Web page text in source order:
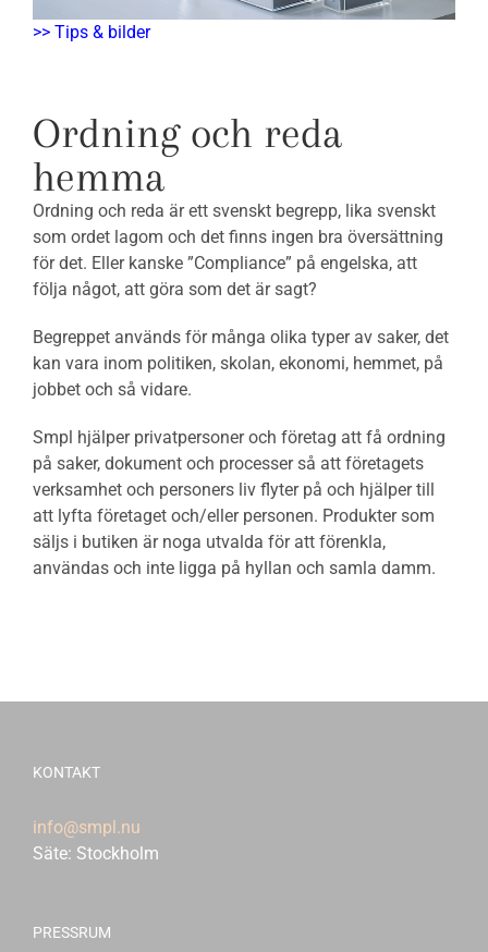
>> Tips & bilder
Ordning och reda
hemma
Ordning och reda är ett svenskt begrepp, lika svenskt
som ordet lagom och det finns ingen bra översättning
för det. Eller kanske ”Compliance” på engelska, att
följa något, att göra som det är sagt?
Begreppet används för många olika typer av saker, det
kan vara inom politiken, skolan, ekonomi, hemmet, på
jobbet och så vidare.
Smpl hjälper privatpersoner och företag att få ordning
på saker, dokument och processer så att företagets
verksamhet och personers liv flyter på och hjälper till
att lyfta företaget och/eller personen. Produkter som
säljs i butiken är noga utvalda för att förenkla,
användas och inte ligga på hyllan och samla damm.
KONTAKT
info@smpl.nu
Säte: Stockholm
PRESSRUM